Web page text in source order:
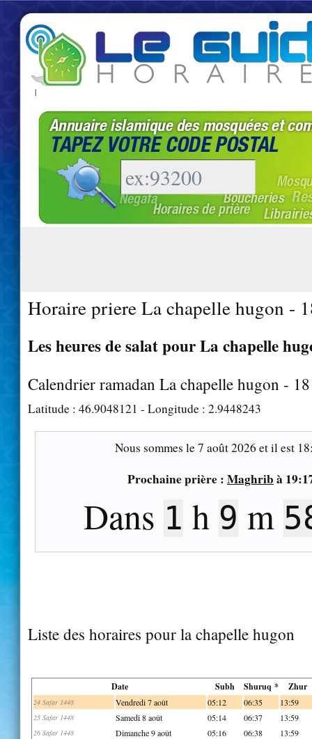
|
Horaire priere La chapelle hugon -
Les heures de salat pour La chapelle
Calendrier ramadan La chapelle hugon -
Latitude : 46.9048121 - Longitude : 2.9448243
Nous sommes le7 août 2026 et il est
Prochaine prière : Maghrib à
Dans 1 h 9 m
Liste des horaires pour la chapelle hugon
Date Subh Shuruq * Zhur
24 Safar 1448 Vendredi 7 août 05:12 06:35 13:59
25 Safar 1448 Samedi 8 août 05:14 06:37 13:59
26 Safar 1448 Dimanche 9 août 05:16 06:38 13:59